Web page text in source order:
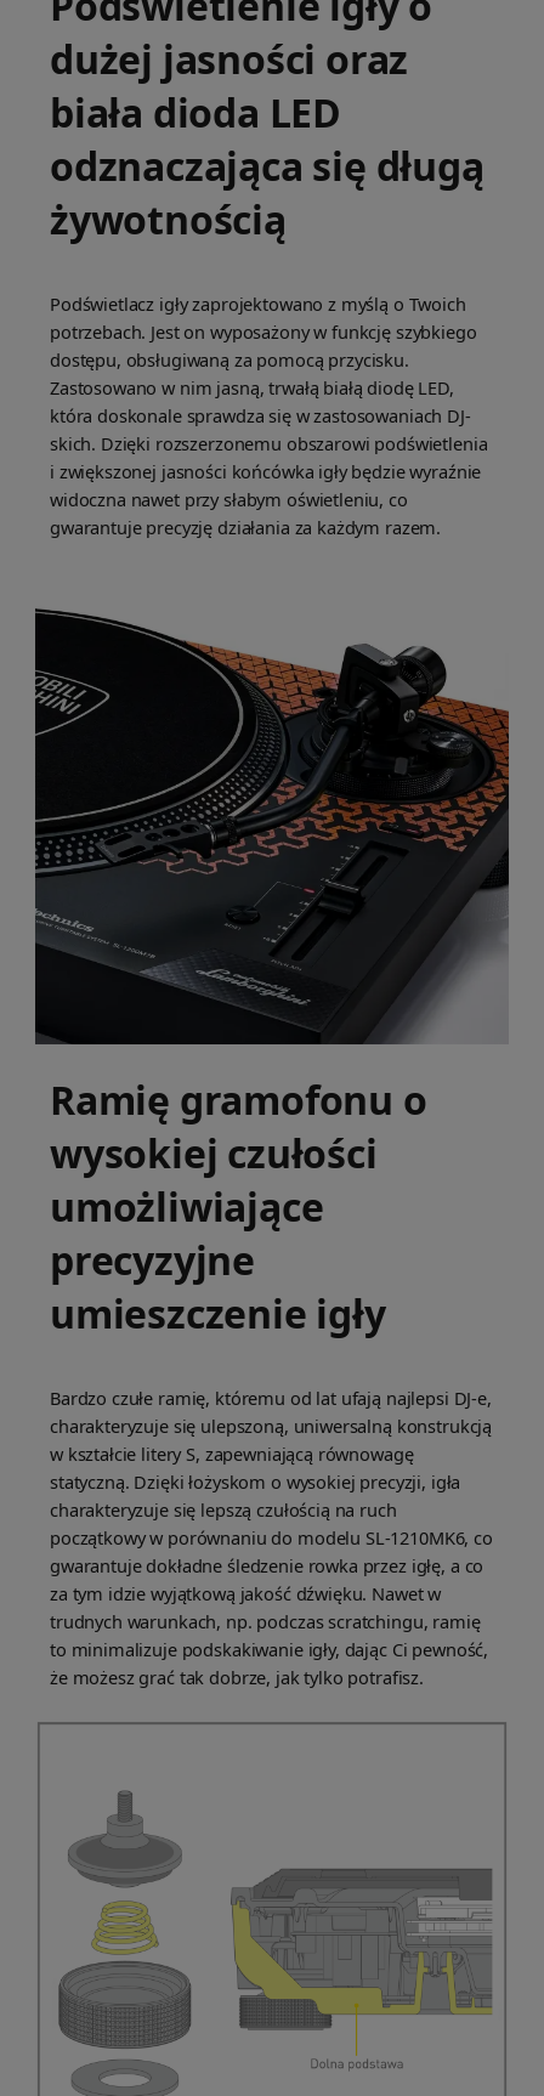
dużej jasności oraz
biała dioda LED
odznaczająca się długą
żywotnością
Podświetlacz igły zaprojektowano z myślą o Twoich
potrzebach. Jest on wyposażony w funkcję szybkiego
dostępu, obsługiwaną za pomocą przycisku.
Zastosowano w nim jasną, trwałą białą diodę LED,
która doskonale sprawdza się w zastosowaniach DJ-
skich. Dzięki rozszerzonemu obszarowi podświetlenia
i zwiększonej jasności końcówka igły będzie wyraźnie
widoczna nawet przy słabym oświetleniu, co
gwarantuje precyzję działania za każdym razem.
Ramię gramofonu o
wysokiej czułości
umożliwiające
precyzyjne
umieszczenie igły
Bardzo czułe ramię, któremu od lat ufają najlepsi DJ-e,
charakteryzuje się ulepszoną, uniwersalną konstrukcją
w kształcie litery S, zapewniającą równowagę
statyczną. Dzięki łożyskom o wysokiej precyzji, igła
charakteryzuje się lepszą czułością na ruch
początkowy w porównaniu do modelu SL-1210MK6, co
gwarantuje dokładne śledzenie rowka przez igłę, a co
za tym idzie wyjątkową jakość dźwięku. Nawet w
trudnych warunkach, np. podczas scratchingu, ramię
to minimalizuje podskakiwanie igły, dając Ci pewność,
że możesz grać tak dobrze, jak tylko potrafisz.